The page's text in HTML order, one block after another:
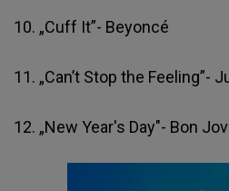
10. „Cuff It”- Beyoncé
11. „Can’t Stop the Feeling”-
12. „New Year's Day"- Bon